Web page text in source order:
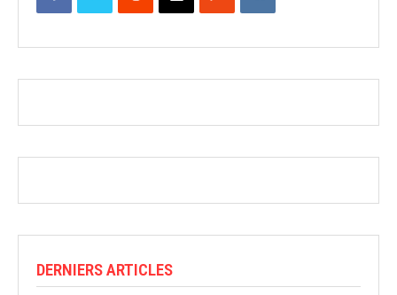
DERNIERS ARTICLES